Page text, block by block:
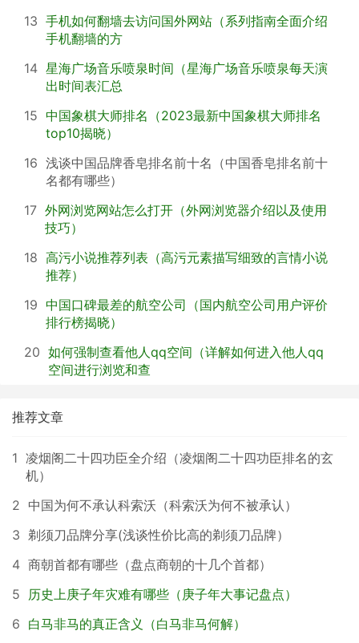
13 手机如何翻墙去访问国外网站（系列指南全面介绍
手机翻墙的方
14 星海广场音乐喷泉时间（星海广场音乐喷泉每天演
出时间表汇总
15 中国象棋大师排名（2023最新中国象棋大师排名
top10揭晓）
16 浅谈中国品牌香皂排名前十名（中国香皂排名前十
名都有哪些）
17 外网浏览网站怎么打开（外网浏览器介绍以及使用
技巧）
18 高污小说推荐列表（高污元素描写细致的言情小说
推荐）
19 中国口碑最差的航空公司（国内航空公司用户评价
排行榜揭晓）
20 如何强制查看他人qq空间（详解如何进入他人qq
空间进行浏览和查
推荐文章
1 凌烟阁二十四功臣全介绍（凌烟阁二十四功臣排名的玄
机）
2 中国为何不承认科索沃（科索沃为何不被承认）
3 剃须刀品牌分享(浅谈性价比高的剃须刀品牌）
4 商朝首都有哪些（盘点商朝的十几个首都）
5 历史上庚子年灾难有哪些（庚子年大事记盘点）
6 白马非马的真正含义（白马非马何解）